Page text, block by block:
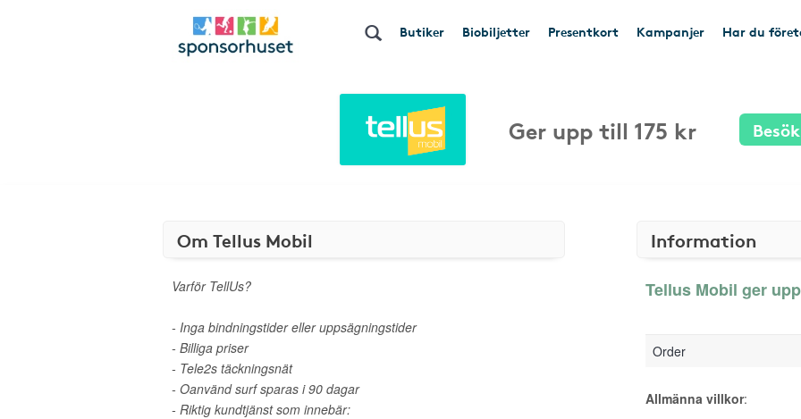
Butiker Biobiljetter Presentkort Kampanjer Har du
Ger upp till 175 kr
Om Tellus Mobil
Varför TellUs?
- Inga bindningstider eller uppsägningstider
- Billiga priser
- Tele2s täckningsnät
- Oanvänd surf sparas i 90 dagar
- Riktig kundtjänst som innebär:
Information
Tellus Mobil ger
Order
Allmänna villkor: